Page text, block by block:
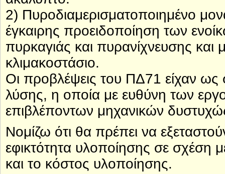
2) Πυροδιαμερισματοποιημένο
έγκαιρης προειδοποίηση των
πυρκαγιάς και πυρανίχνευσης
κλιμακοστάσιο.
Οι προβλέψεις του ΠΔ71 είχαν ως
λύσης, η οποία με ευθύνη των
επιβλέποντων μηχανικών
Νομίζω ότι θα πρέπει να
εφικτότητα υλοποίησης σε σχέση
και το κόστος υλοποίησης.